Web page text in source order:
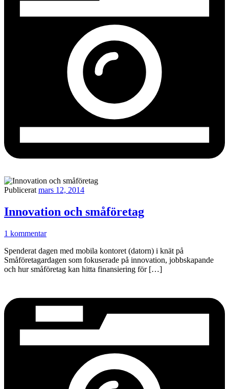
Publicerat mars 12, 2014
Innovation och småföretag
1 kommentar
Spenderat dagen med mobila kontoret (datorn) i knät på
Småföretagardagen som fokuserade på innovation, jobbskapande
och hur småföretag kan hitta finansiering för […]